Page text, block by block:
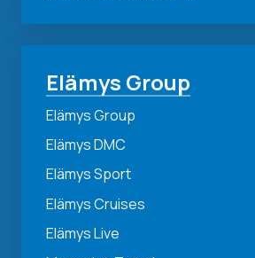
Elämys Group
Elämys Group
Elämys DMC
Elämys Sport
Elämys Cruises
Elämys Live